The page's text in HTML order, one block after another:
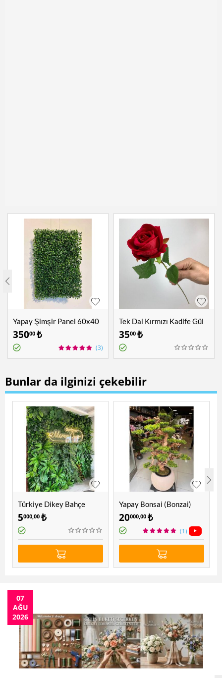
Yapay Şimşir Panel 60x40
cm
35000 ₺
(3)
Tek Dal Kırmızı Kadife Gül
3500 ₺
Bunlar da ilginizi çekebilir
Türkiye Dikey Bahçe
5000,00 ₺
Yapay Bonsai (Bonzai)
Ağacı 1.60 Mt
20000,00 ₺
(1)
07
AĞU
2026